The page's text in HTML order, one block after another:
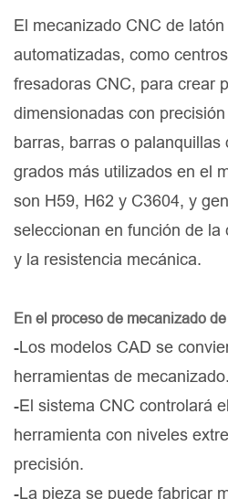
El mecanizado CNC de
automatizadas, como
fresadoras CNC, para crear
dimensionadas con
barras, barras o palanquillas
grados más utilizados en el
son H59, H62 y C3604, y
seleccionan en función de la
y la resistencia mecánica.
En el proceso de mecanizado
-Los modelos CAD se
herramientas de mecanizado.
-El sistema CNC controlará
herramienta con niveles
precisión.
-La pieza se puede fabricar